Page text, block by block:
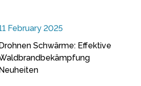
February 2025
Schwärme: Effektive